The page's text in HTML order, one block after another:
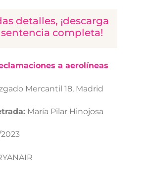
detalles, ¡descarga
completa!
a aerolíneas
Mercantil 18, Madrid
María Pilar Hinojosa